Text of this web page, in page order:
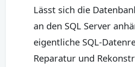
Lässt sich die
an den SQL Server
eigentliche SQL-
Reparatur und